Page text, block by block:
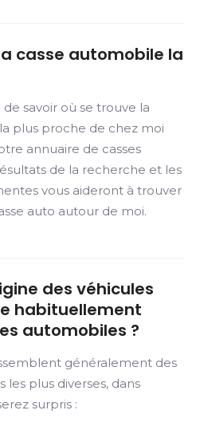
casse automobile la
savoir où se trouve la
plus proche de chez moi
annuaire de casses
de la recherche et les
vous aideront à trouver
auto autour de moi.
des véhicules
habituellement
automobiles ?
généralement des
les plus diverses, dans
surpris :